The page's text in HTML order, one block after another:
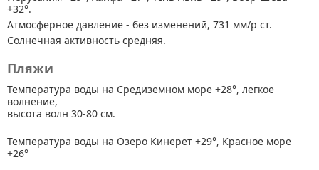
+32°.
Атмосферное давление - без изменений, 731 мм/р ст.
Солнечная активность средняя.
Пляжи
Температура воды на Средиземном море +28°, легкое
волнение,
высота волн 30-80 см.
Температура воды на Озеро Кинерет +29°, Красное море
+26°